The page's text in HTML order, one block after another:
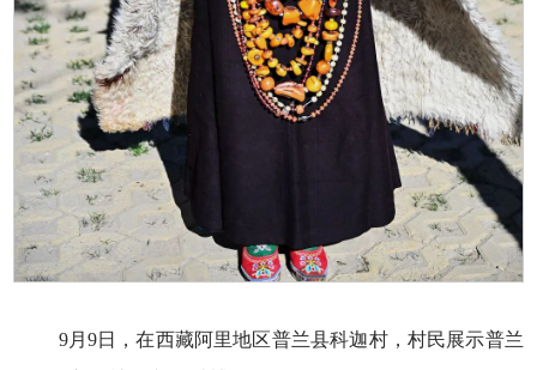
9月9日，在西藏阿里地区普兰县科迦村，村民展示普兰